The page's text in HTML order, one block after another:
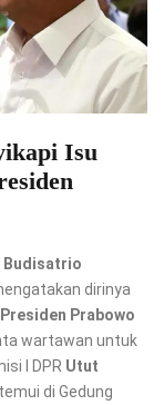
Isu
Budisatrio
dirinya
Prabowo
wartawan untuk
I DPR Utut
di Gedung